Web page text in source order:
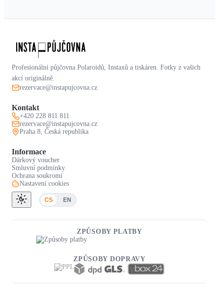
Profesionální půjčovna Polaroidů, Instaxů a tiskáren. Fotky z vašich
akcí originálně.
rezervace@instapujcovna.cz
Kontakt
+420 228 811 811
rezervace@instapujcovna.cz
Praha 8, Česká republika
Informace
Dárkový voucher
Smluvní podmínky
Ochrana soukromí
Nastavení cookies
CS EN
ZPŮSOBY PLATBY
ZPŮSOBY DOPRAVY